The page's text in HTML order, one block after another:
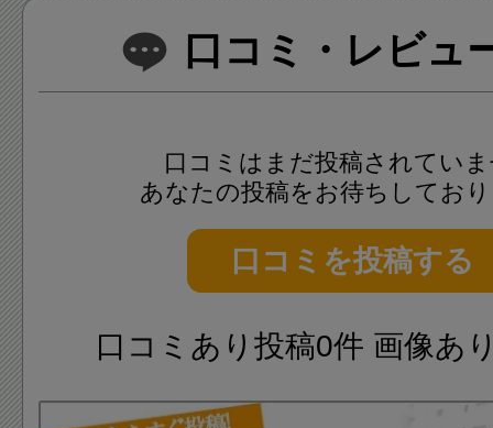
口コミ・レビュ
口コミはまだ投稿されてい
あなたの投稿をお待ちしてお
口コミを投稿する
口コミあり投稿0件 画像あ